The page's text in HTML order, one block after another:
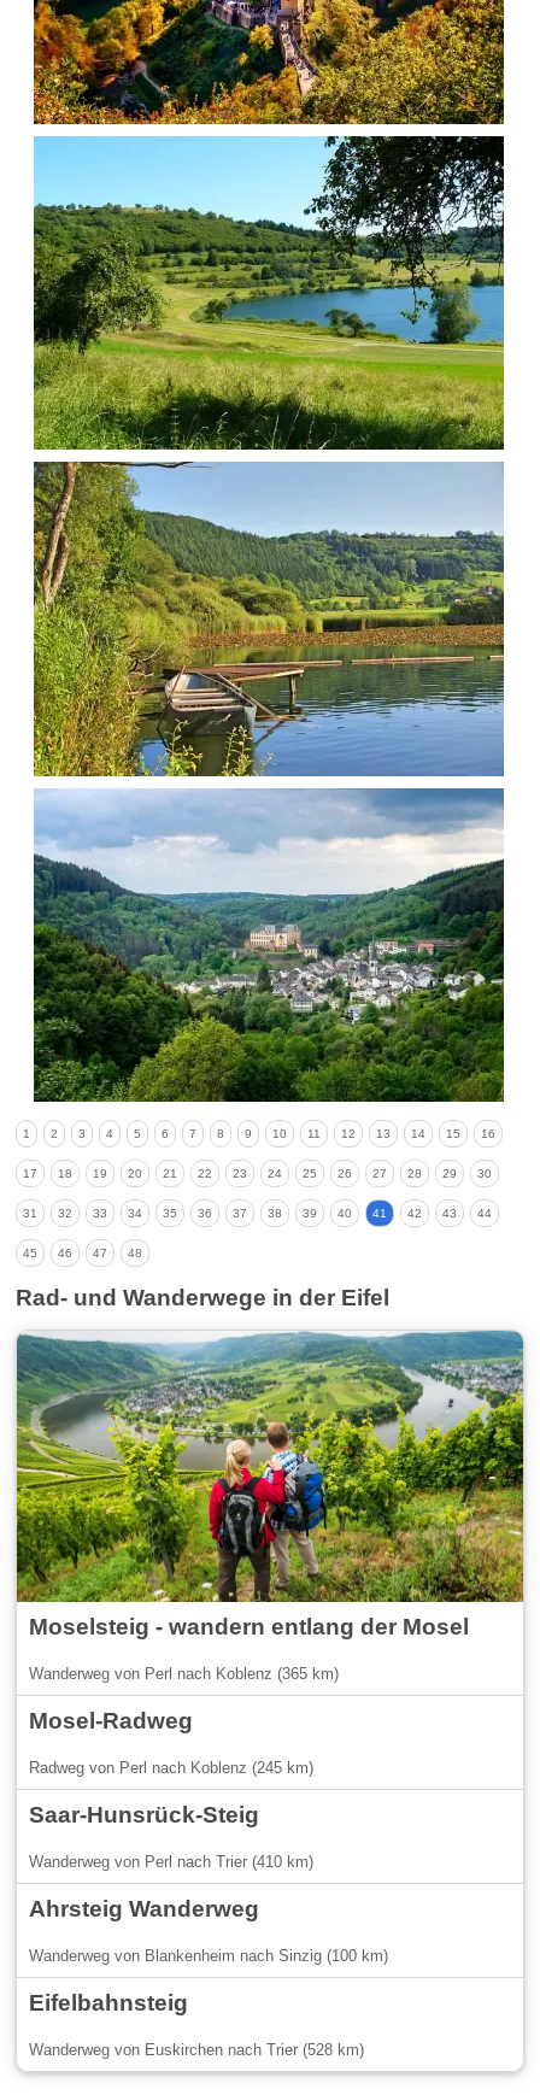
1 2 3 4 5 6 7 8 9 10 11 12 13 14 15 16
17 18 19 20 21 22 23 24 25 26 27 28 29 30
31 32 33 34 35 36 37 38 39 40 41 42 43 44
45 46 47 48
Rad- und Wanderwege in der Eifel
Moselsteig - wandern entlang der Mosel
Wanderweg von Perl nach Koblenz (365 km)
Mosel-Radweg
Radweg von Perl nach Koblenz (245 km)
Saar-Hunsrück-Steig
Wanderweg von Perl nach Trier (410 km)
Ahrsteig Wanderweg
Wanderweg von Blankenheim nach Sinzig (100 km)
Eifelbahnsteig
Wanderweg von Euskirchen nach Trier (528 km)